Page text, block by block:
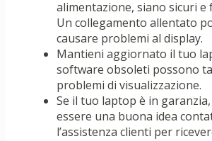
alimentazione, siano sicuri e
Un collegamento allentato
causare problemi al display.
Mantieni aggiornato il tuo
software obsoleti possono
problemi di visualizzazione.
Se il tuo laptop è in
essere una buona idea
l’assistenza clienti per